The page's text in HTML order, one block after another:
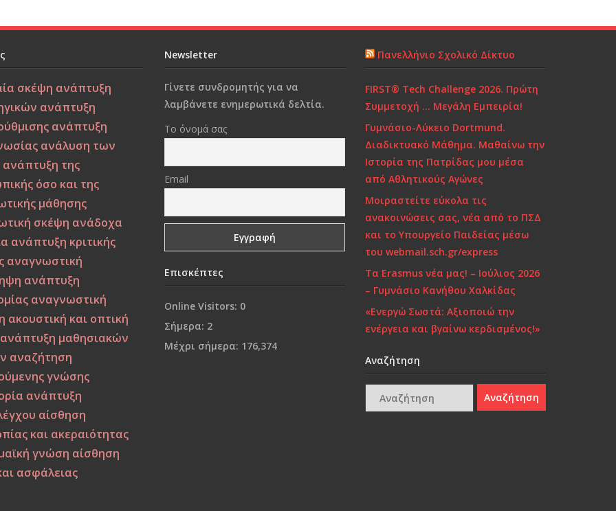
σκέψη ανάπτυξη
ανάπτυξη
ανάπτυξη
ανάλυση των
ανάπτυξη της
όσο και της
μάθησης
σκέψη ανάδοχα
ανάπτυξη κριτικής
αναγνωστική
ανάπτυξη
αναγνωστική
ακουστική και οπτική
ανάπτυξη μαθησιακών
αναζήτηση
γνώσης
ανάπτυξη
αίσθηση
και ακεραιότητας
γνώση αίσθηση
ασφάλειας
Newsletter
Γίνετε συνδρομητής για να
λαμβάνετε ενημερωτικά δελτία.
Το όνομά σας
Email
Επισκέπτες
Online Visitors: 0
Σήμερα: 2
Μέχρι σήμερα: 176,374
Πανελλήνιο Σχολικό Δίκτυο
FIRST® Tech Challenge 2026. Πρώτη
Συμμετοχή … Μεγάλη Εμπειρία!
Γυμνάσιο-Λύκειο Dortmund.
Διαδικτυακό Μάθημα. Μαθαίνω την
Ιστορία της Πατρίδας μου μέσα
από Αθλητικούς Αγώνες
Μοιραστείτε εύκολα τις
ανακοινώσεις σας, νέα από το ΠΣΔ
και το Υπουργείο Παιδείας μέσω
του webmail.sch.gr/express
Τα Erasmus νέα μας! – Ιούλιος 2026
– Γυμνάσιο Κανήθου Χαλκίδας
«Ενεργώ Σωστά: Αξιοποιώ την
ενέργεια και βγαίνω κερδισμένος!»
Αναζήτηση